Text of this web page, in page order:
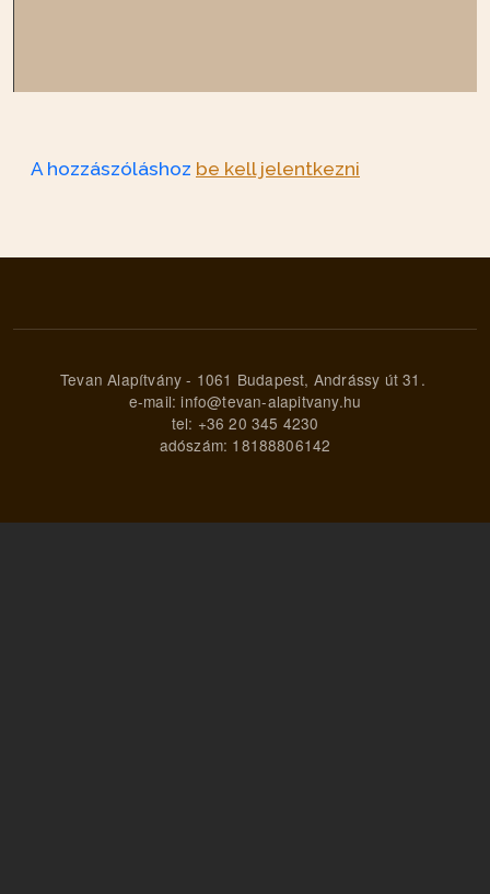
A hozzászóláshoz be kell jelentkezni
Tevan Alapítvány - 1061 Budapest, Andrássy út 31.
e-mail: info@tevan-alapitvany.hu
tel: +36 20 345 4230
adószám: 18188806142